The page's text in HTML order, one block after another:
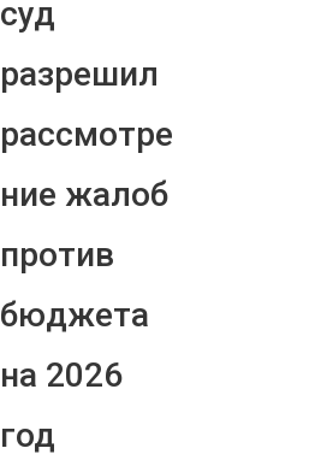
суд
разрешил
рассмотре
ние жалоб
против
бюджета
на 2026
год